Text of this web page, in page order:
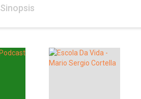
Sinopsis